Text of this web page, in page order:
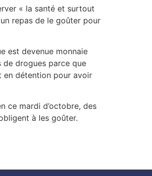
« la santé et surtout
repas de le goûter pour
est devenue monnaie
de drogues parce que
en détention pour avoir
ce mardi d’octobre, des
à les goûter.